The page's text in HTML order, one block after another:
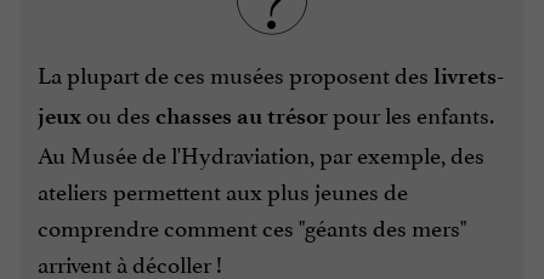
La plupart de ces musées proposent des livrets-
jeuxou des chasses au trésorpour les enfants.
Au Musée de l'Hydraviation, par exemple, des
ateliers permettent aux plus jeunes de
comprendre comment ces "géants des mers"
arrivent à décoller !